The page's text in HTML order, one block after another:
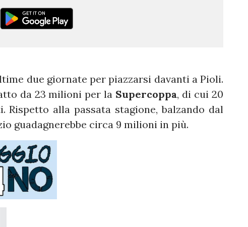
due giornate per piazzarsi davanti a Pioli.
da 23 milioni per la Supercoppa, di cui 20
alla passata stagione, balzando dal
guadagnerebbe circa 9 milioni in più.